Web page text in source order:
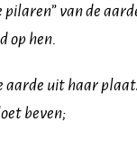
pilaren” van de
op hen.
aarde uit haar
beven;